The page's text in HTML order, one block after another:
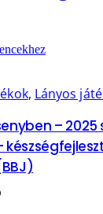
, Lányos
– 2025